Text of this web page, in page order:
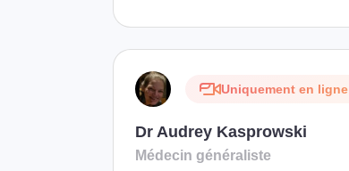
Uniquement en ligne
Dr Audrey Kasprowski
Médecin généraliste